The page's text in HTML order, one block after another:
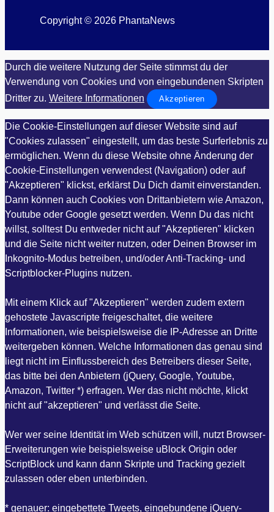
Copyright © 2026 PhantaNews
Durch die weitere Nutzung der Seite stimmst du der
Verwendung von Cookies und von eingebundenen Skripten
Dritter zu. Weitere Informationen Akzeptieren
Die Cookie-Einstellungen auf dieser Website sind auf
"Cookies zulassen" eingestellt, um das beste Surferlebnis zu
ermöglichen. Wenn du diese Website ohne Änderung der
Cookie-Einstellungen verwendest (Navigation) oder auf
"Akzeptieren" klickst, erklärst Du Dich damit einverstanden.
Dann können auch Cookies von Drittanbietern wie Amazon,
Youtube oder Google gesetzt werden. Wenn Du das nicht
willst, solltest Du entweder nicht auf "Akzeptieren" klicken
und die Seite nicht weiter nutzen, oder Deinen Browser im
Inkognito-Modus betreiben, und/oder Anti-Tracking- und
Scriptblocker-Plugins nutzen.
Mit einem Klick auf "Akzeptieren" werden zudem extern
gehostete Javascripte freigeschaltet, die weitere
Informationen, wie beispielsweise die IP-Adresse an Dritte
weitergeben können. Welche Informationen das genau sind
liegt nicht im Einflussbereich des Betreibers dieser Seite,
das bitte bei den Anbietern (jQuery, Google, Youtube,
Amazon, Twitter *) erfragen. Wer das nicht möchte, klickt
nicht auf "akzeptieren" und verlässt die Seite.
Wer wer seine Identität im Web schützen will, nutzt Browser-
Erweiterungen wie beispielsweise uBlock Origin oder
ScriptBlock und kann dann Skripte und Tracking gezielt
zulassen oder eben unterbinden.
* genauer: eingebettete Tweets, eingebundene jQuery-